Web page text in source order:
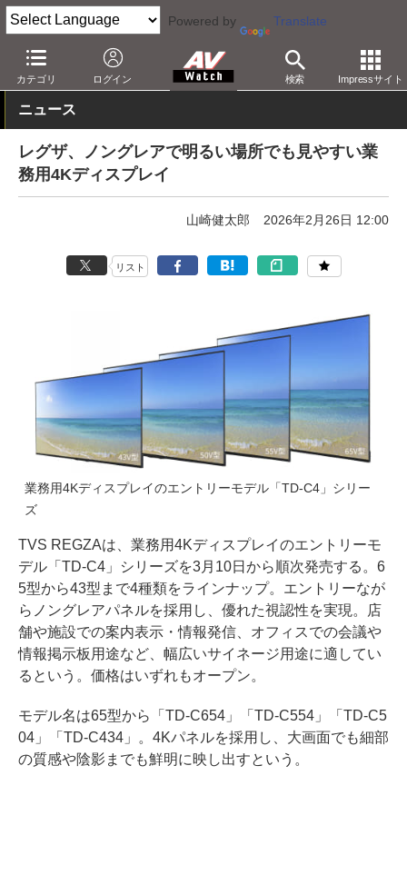
Powered by Translate
カテゴリ ログイン 検索 Impressサイト
AV Watch 製品 ディスプレイ
ニュース
レグザ、ノングレアで明るい場所でも見やすい業
務用4Kディスプレイ
山崎健太郎 2026年2月26日 12:00
リスト
業務用4Kディスプレイのエントリーモデル「TD-C4」シリー
ズ
TVS REGZAは、業務用4Kディスプレイのエントリーモ
デル「TD-C4」シリーズを3月10日から順次発売する。6
5型から43型まで4種類をラインナップ。エントリーなが
らノングレアパネルを採用し、優れた視認性を実現。店
舗や施設での案内表示・情報発信、オフィスでの会議や
情報掲示板用途など、幅広いサイネージ用途に適してい
るという。価格はいずれもオープン。
モデル名は65型から「TD-C654」「TD-C554」「TD-C5
04」「TD-C434」。4Kパネルを採用し、大画面でも細部
の質感や陰影までも鮮明に映し出すという。